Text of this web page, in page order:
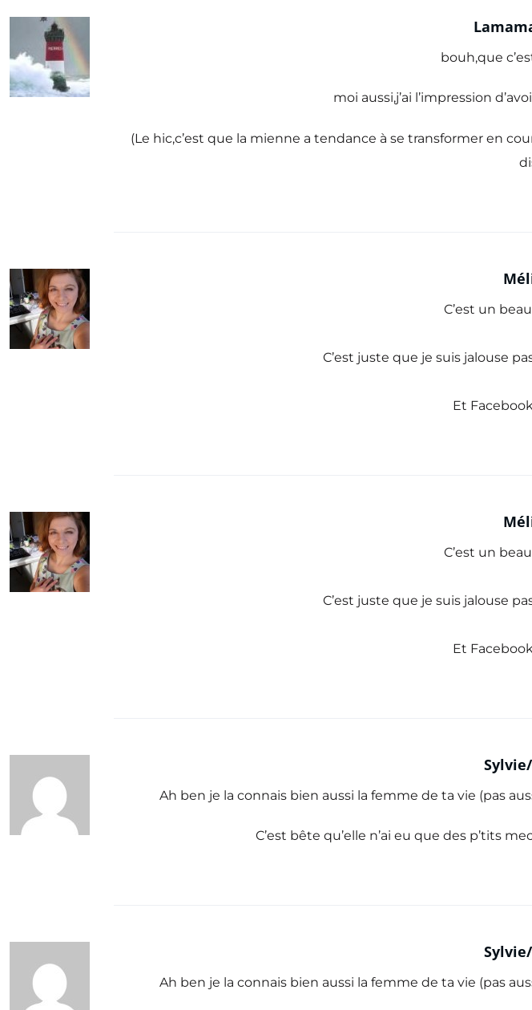
bouh,que
moi aussi,j’ai l’impression
(Le hic,c’est que la mienne a tendance à se transformer en
C’est un
C’est juste que je suis jalouse
Et
C’est un
C’est juste que je suis jalouse
Et
Ah ben je la connais bien aussi la femme de ta vie (pas
C’est bête qu’elle n’ai eu que des p’tits
Ah ben je la connais bien aussi la femme de ta vie (pas